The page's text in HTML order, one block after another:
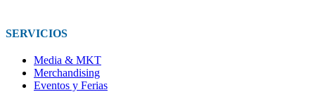
SERVICIOS
Media & MKT
Merchandising
Eventos y Ferias